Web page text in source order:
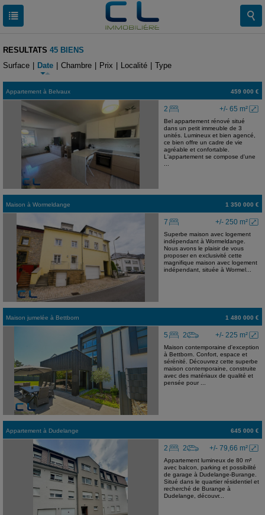
RESULTATS 45 BIENS
Surface
Date Chambre Prix Localité Type
Appartement à Belvaux 459 000 €
+/- 65 m²
2
Bel appartement rénové situé
dans un petit immeuble de 3
unités. Lumineux et bien agencé,
ce bien offre un cadre de vie
agréable et confortable.
L'appartement se compose d'une
Maison à Wormeldange 1 350 000 €
+/- 250 m²
7
Superbe maison avec logement
indépendant à Wormeldange.
Nous avons le plaisir de vous
proposer en exclusivité cette
magnifique maison avec logement
indépendant, située à Wormel...
Maison jumelée à Bettborn 1 480 000 €
+/- 225 m²
5 2
Maison contemporaine d'exception
à Bettborn. Confort, espace et
sérénité. Découvrez cette superbe
maison contemporaine, construite
avec des matériaux de qualité et
pensée pour ...
Appartement à Dudelange 645 000 €
+/- 79,66 m²
2 2
Appartement lumineux de 80 m²
avec balcon, parking et possibilité
de garage à Dudelange-Burange.
Situé dans le quartier résidentiel et
recherché de Burange à
Dudelange, découvr...